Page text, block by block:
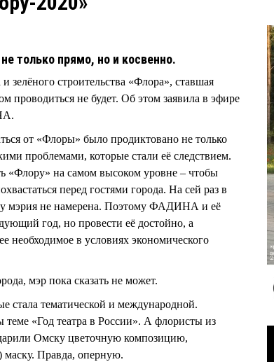
только прямо, но и косвенно.
зелёного строительства «Флора», ставшая
не будет. Об этом заявила в эфире
от «Флоры» было продиктовано не только
проблемами, которые стали её следствием.
«Флору» на самом высоком уровне – чтобы
перед гостями города. На сей раз в
мэрия не намерена. Поэтому ФАДИНА и её
год, но провести её достойно, а
необходимое в условиях экономического
мэр пока сказать не может.
стала тематической и международной.
«Год театра в России». А флористы из
Омску цветочную композицию,
Правда, оперную.